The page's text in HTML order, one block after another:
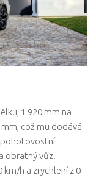
1 920 mm na
mm, což mu dodává
pohotovostní
obratný vůz.
h a zrychlení z 0